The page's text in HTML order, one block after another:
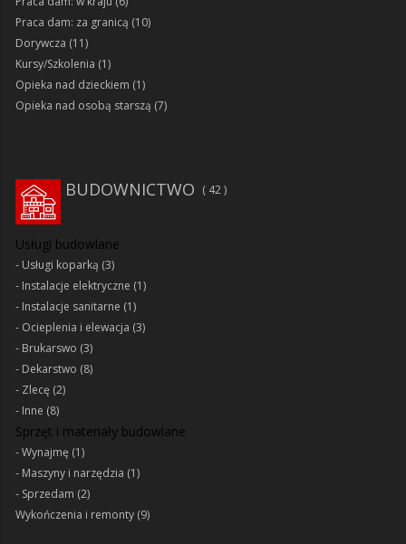
Praca dam: za granicą (10)
Dorywcza (11)
Kursy/Szkolenia (1)
Opieka nad dzieckiem (1)
Opieka nad osobą starszą (7)
BUDOWNICTWO 42
Usługi budowlane
Usługi koparką (3)
Instalacje elektryczne (1)
Instalacje sanitarne (1)
Ocieplenia i elewacja (3)
Brukarswo (3)
Dekarstwo (8)
Zlecę (2)
Inne (8)
Sprzęt i materiały budowlane
Wynajmę (1)
Maszyny i narzędzia (1)
Sprzedam (2)
Wykończenia i remonty (9)